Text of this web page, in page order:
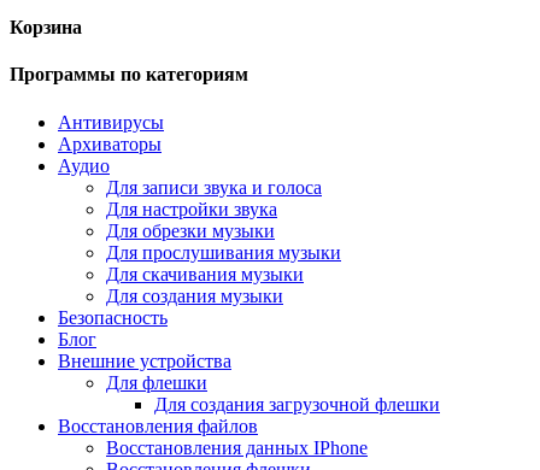
Корзина
Программы по категориям
Антивирусы
Архиваторы
Аудио
Для записи звука и голоса
Для настройки звука
Для обрезки музыки
Для прослушивания музыки
Для скачивания музыки
Для создания музыки
Безопасность
Блог
Внешние устройства
Для флешки
Для создания загрузочной флешки
Восстановления файлов
Восстановления данных IPhone